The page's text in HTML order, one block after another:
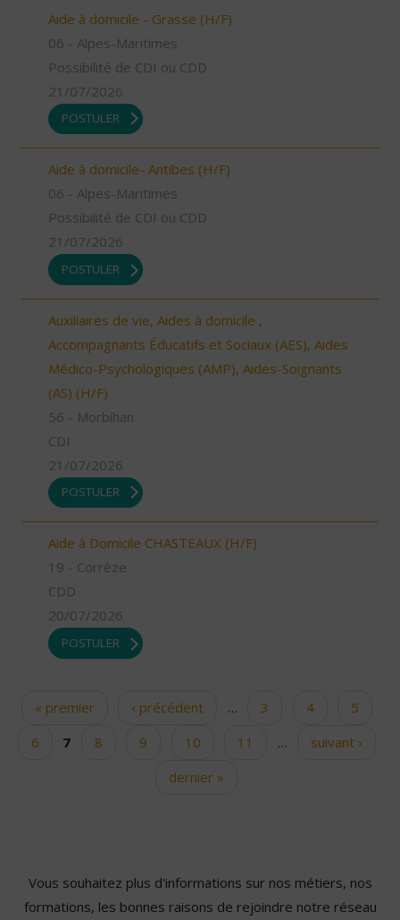
Aide à domicile - Grasse (H/F)
06 - Alpes-Maritimes
Possibilité de CDI ou CDD
21/07/2026
POSTULER
Aide à domicile- Antibes (H/F)
06 - Alpes-Maritimes
Possibilité de CDI ou CDD
21/07/2026
POSTULER
Auxiliaires de vie, Aides à domicile ,
Accompagnants Éducatifs et Sociaux (AES), Aides
Médico-Psychologiques (AMP), Aides-Soignants
(AS) (H/F)
56 - Morbihan
CDI
21/07/2026
POSTULER
Aide à Domicile CHASTEAUX (H/F)
19 - Corrèze
CDD
20/07/2026
POSTULER
Pages« premier ‹ précédent … 3 4
5
6
7 8 9 10 11 …
suivant ›
dernier »
Vous souhaitez plus d'informations sur nos métiers, nos
formations, les bonnes raisons de rejoindre notre réseau